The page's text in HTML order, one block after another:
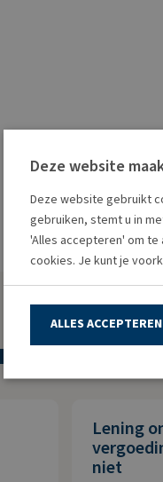
Lening
niet
Deze website
Deze website gebruikt
gebruiken, stemt u in
'Alles accepteren' om te
cookies. Je kunt je
ALLES ACCEPTEREN